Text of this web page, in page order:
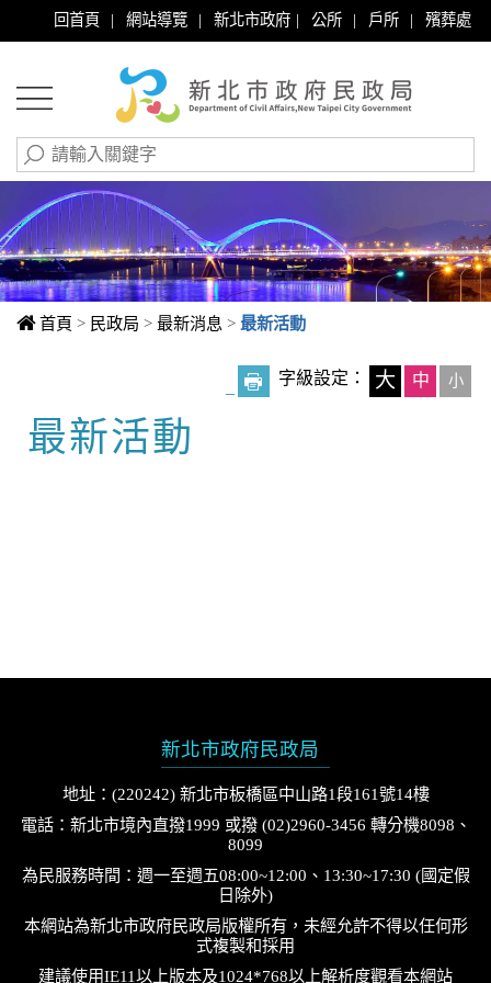
回首頁 | 網站導覽 | 新北市政府 | 公所 | 戶所 | 殯葬處
首頁 > 民政局 > 最新消息 > 最新活動
字級設定： 大 中 小
中央內容區塊
最新活動
新北市政府民政局
地址：(220242) 新北市板橋區中山路1段161號14樓
電話：新北市境內直撥1999 或撥 (02)2960-3456 轉分機8098、
8099
為民服務時間：週一至週五08:00~12:00、13:30~17:30 (國定假
日除外)
本網站為新北市政府民政局版權所有，未經允許不得以任何形
式複製和採用
建議使用IE11以上版本及1024*768以上解析度觀看本網站